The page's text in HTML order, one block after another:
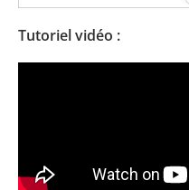
Tutoriel vidéo :